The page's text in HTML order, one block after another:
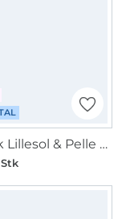
E-Book Lillesol & Pelle Fledermausbluse Malaga Damen